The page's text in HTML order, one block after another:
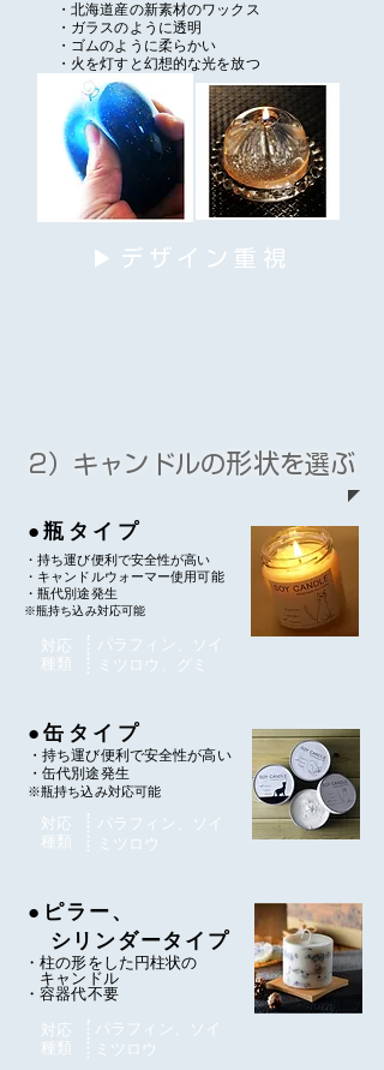
・北海道産の新素材のワックス
・ガラスのように透明
・ゴムのように柔らかい
​・火を灯すと幻想的な光を放つ
▶デザイン重視
2）キャンドルの形状を選ぶ
●瓶タイプ
・持ち運び便利で安全性が高い
​・キャンドルウォーマー使用可能
・瓶代別途発生
※瓶持ち込み対応可能
対応
種類
パラフィン、ソイ
​ミツロウ、グミ
●缶タイプ
・持ち運び便利で安全性が高い
・缶代別途発生
※瓶持ち込み対応可能
対応
種類
パラフィン、ソイ
​ミツロウ
● ピラー、
​ シリンダータイプ
・柱の形をした円柱状の
キャンドル
・容器代不要
対応
種類
パラフィン、ソイ
​ミツロウ